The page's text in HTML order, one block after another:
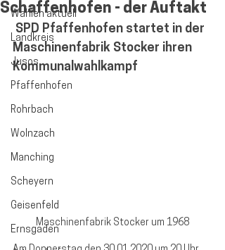
Wahlen aktuell
Landkreis
Jusos
Pfaffenhofen
Rohrbach
Wolnzach
Manching
Scheyern
Geisenfeld
Ernsgaden
Schaffenhofen - der Auftakt
Maschinenfabrik Stocker ihren
Kommunalwahlkampf
Maschinenfabrik Stocker um 1968